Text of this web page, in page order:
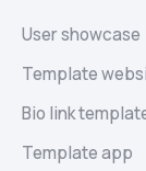
User showcase
Template
Bio link
Template app